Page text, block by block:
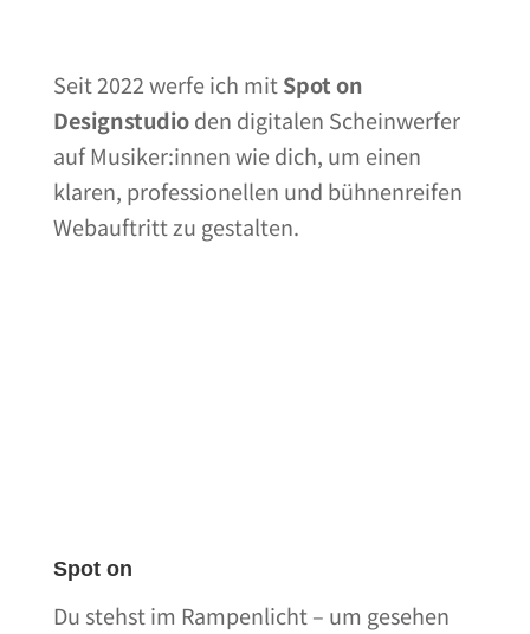
Seit 2022 werfe ich mitSpot on
Designstudioden digitalen Scheinwerfer
auf Musiker:innen wie dich, um einen
klaren, professionellen und bühnenreifen
Webauftritt zu gestalten.
Spot on
Du stehst im Rampenlicht – um gesehen